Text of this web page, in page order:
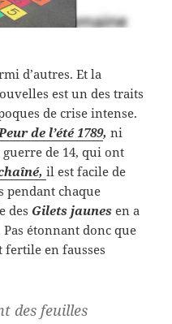
d’autres. Et la
est un des traits
de crise intense.
de l’été 1789,ni
guerre de 14, qui ont
il est facile de
pendant chaque
des Gilets jaunes en a
étonnant donc que
fertile en fausses
des feuilles